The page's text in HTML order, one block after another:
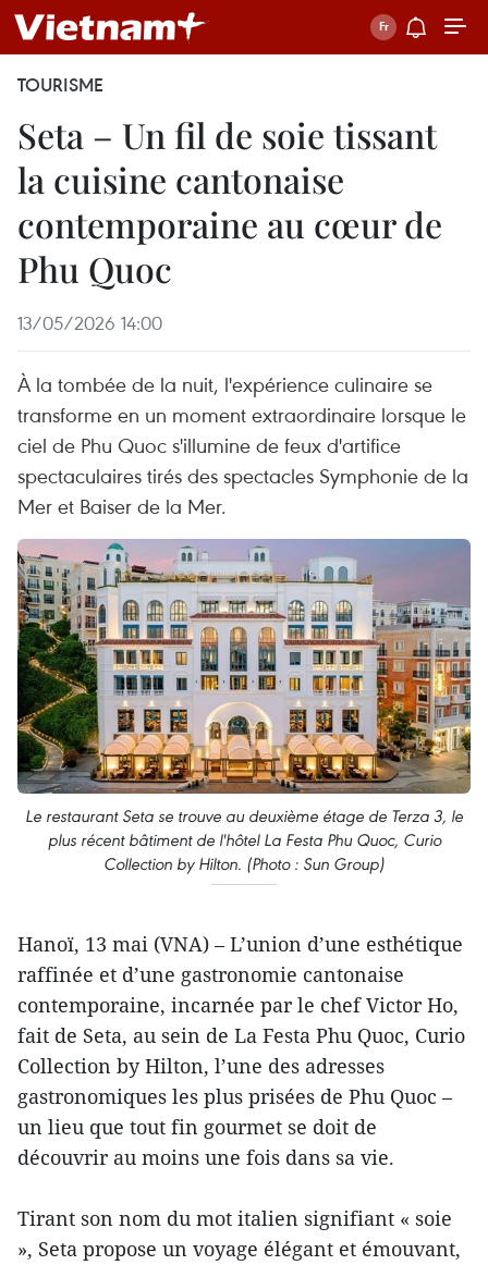
TOURISME
Seta – Un fil de soie tissant
la cuisine cantonaise
contemporaine au cœur de
Phu Quoc
13/05/2026 14:00
À la tombée de la nuit, l'expérience culinaire se
transforme en un moment extraordinaire lorsque le
ciel de Phu Quoc s'illumine de feux d'artifice
spectaculaires tirés des spectacles Symphonie de la
Mer et Baiser de la Mer.
Le restaurant Seta se trouve au deuxième étage de Terza 3, le
plus récent bâtiment de l'hôtel La Festa Phu Quoc, Curio
Collection by Hilton. (Photo : Sun Group)
Hanoï, 13 mai (VNA) – L’union d’une esthétique
raffinée et d’une gastronomie cantonaise
contemporaine, incarnée par le chef Victor Ho,
fait de Seta, au sein de La Festa Phu Quoc, Curio
Collection by Hilton, l’une des adresses
gastronomiques les plus prisées de Phu Quoc –
un lieu que tout fin gourmet se doit de
découvrir au moins une fois dans sa vie.
Tirant son nom du mot italien signifiant « soie
», Seta propose un voyage élégant et émouvant,